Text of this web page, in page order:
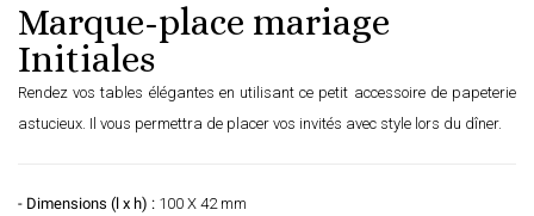
Marque-place mariage
Initiales
Rendez vos tables élégantes en utilisant ce petit accessoire de papeterie
astucieux. Il vous permettra de placer vos invités avec style lors du dîner.
- Dimensions (l x h) : 100 X 42 mm